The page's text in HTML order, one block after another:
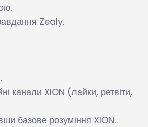
Zealy.
канали XION (лайки, ретвіти,
базове розуміння XION.